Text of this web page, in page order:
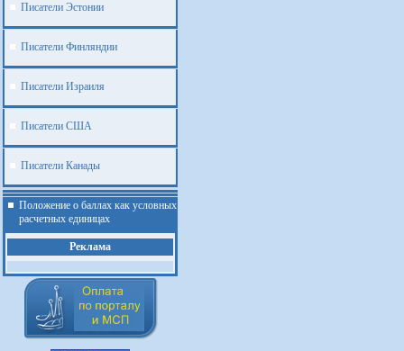
Писатели Эстонии
Писатели Финляндии
Писатели Израиля
Писатели США
Писатели Канады
Положение о баллах как условных
расчетных единицах
Реклама